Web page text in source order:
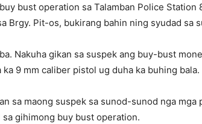
bust operation sa Talamban Police Station
Brgy. Pit-os, bukirang bahin ning syudad sa
Nakuha gikan sa suspek ang buy-bust
9 mm caliber pistol ug duha ka buhing bala.
sa maong suspek sa sunod-sunod nga mga
gihimong buy bust operation.